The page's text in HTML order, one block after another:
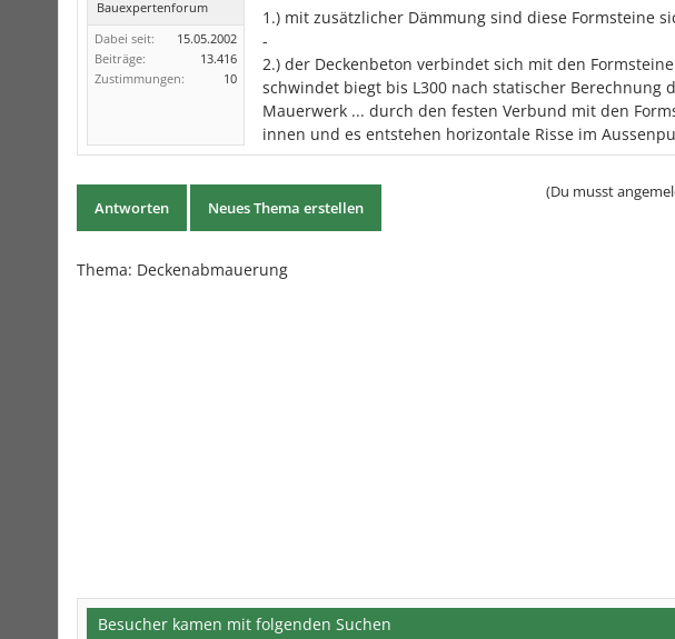
Bauexpertenforum
Dabei seit:
15.05.2002
Beiträge:
13.416
Zustimmungen:
10
1.) mit zusätzlicher Dämmung sind diese Formsteine
-
2.) der Deckenbeton verbindet sich mit den
schwindet biegt bis L300 nach statischer Berechnung
Mauerwerk ... durch den festen Verbund mit den
innen und es entstehen horizontale Risse im
Antworten Neues Thema erstellen
(Du musst
Thema: Deckenabmauerung
Besucher kamen mit folgenden Suchen